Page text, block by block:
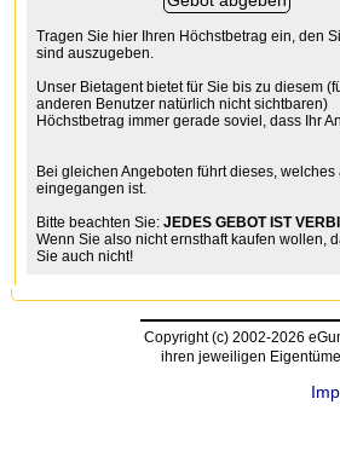
Tragen Sie hier Ihren Höchstbetrag ein, den
sind auszugeben.
Unser Bietagent bietet für Sie bis zu diesem
anderen Benutzer natürlich nicht sichtbaren)
Höchstbetrag immer gerade soviel, dass Ihr
Bei gleichen Angeboten führt dieses, welches
eingegangen ist.
Bitte beachten Sie: JEDES GEBOT IST
Wenn Sie also nicht ernsthaft kaufen wollen,
Sie auch nicht!
Copyright (c) 2002-2026
ihren jeweiligen